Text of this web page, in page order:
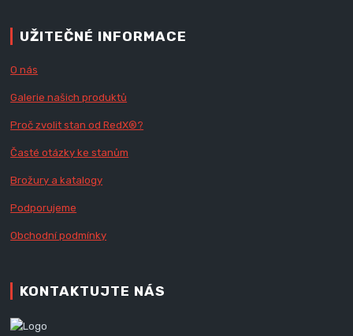
UŽITEČNÉ INFORMACE
O nás
Galerie našich produktů
Proč zvolit stan od RedX®?
Časté otázky ke stanům
Brožury a katalogy
Podporujeme
Obchodní podmínky
KONTAKTUJTE NÁS